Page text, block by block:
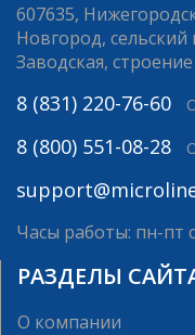
607635,
Новгород,
Заводская,
8 (831) 220-76-60
8 (800) 551-08-28
Часы работы: пн-пт
РАЗДЕЛЫ
О компании